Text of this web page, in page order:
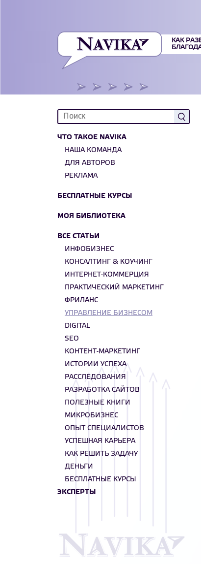
КАК
ЧТО ТАКОЕ NAVIKA
НАША КОМАНДА
ДЛЯ АВТОРОВ
РЕКЛАМА
БЕСПЛАТНЫЕ КУРСЫ
МОЯ БИБЛИОТЕКА
ВСЕ СТАТЬИ
ИНФОБИЗНЕС
КОНСАЛТИНГ & КОУЧИНГ
ИНТЕРНЕТ-КОММЕРЦИЯ
ПРАКТИЧЕСКИЙ МАРКЕТИНГ
ФРИЛАНС
УПРАВЛЕНИЕ БИЗНЕСОМ
DIGITAL
SEO
КОНТЕНТ-МАРКЕТИНГ
ИСТОРИИ УСПЕХА
РАССЛЕДОВАНИЯ
РАЗРАБОТКА САЙТОВ
ПОЛЕЗНЫЕ КНИГИ
МИКРОБИЗНЕС
ОПЫТ СПЕЦИАЛИСТОВ
УСПЕШНАЯ КАРЬЕРА
КАК РЕШИТЬ ЗАДАЧУ
ДЕНЬГИ
БЕСПЛАТНЫЕ КУРСЫ
ЭКСПЕРТЫ